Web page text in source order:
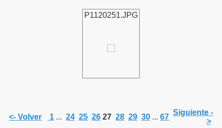
P1120251.JPG
<- Volver 1 ... 24 25 26 27 28 29 30 ... 67
Siguiente -
>